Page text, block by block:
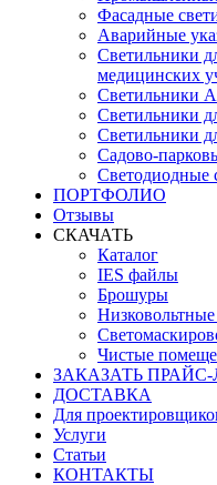
Фасадные
Аварийные
Светильники
медицинских
Светильники
Светильники
Светильники
Садово-
Светодиодные
ПОРТФОЛИО
Отзывы
СКАЧАТЬ
Каталог
IES файлы
Брошуры
Чистые
ЗАКАЗАТЬ
ДОСТАВКА
Для
Услуги
Статьи
КОНТАКТЫ